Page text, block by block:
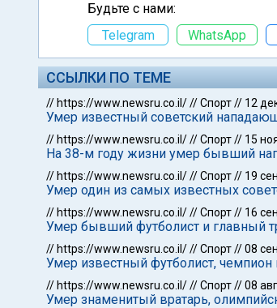
Будьте с нами:
Telegram
WhatsApp
ССЫЛКИ ПО ТЕМЕ
// https://www.newsru.co.il///Спорт// 12
Умер известный советский
// https://www.newsru.co.il///Спорт// 15
На 38-м году жизни умер бывший
// https://www.newsru.co.il///Спорт// 19
Умер один из самых известных
// https://www.newsru.co.il///Спорт// 16
Умер бывший футболист и главный
// https://www.newsru.co.il///Спорт//08
Умер известный футболист,
// https://www.newsru.co.il///Спорт//08
Умер знаменитый вратарь,